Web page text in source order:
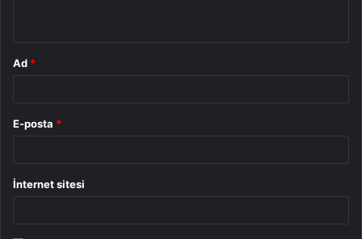
Ad *
E-posta *
İnternet sitesi